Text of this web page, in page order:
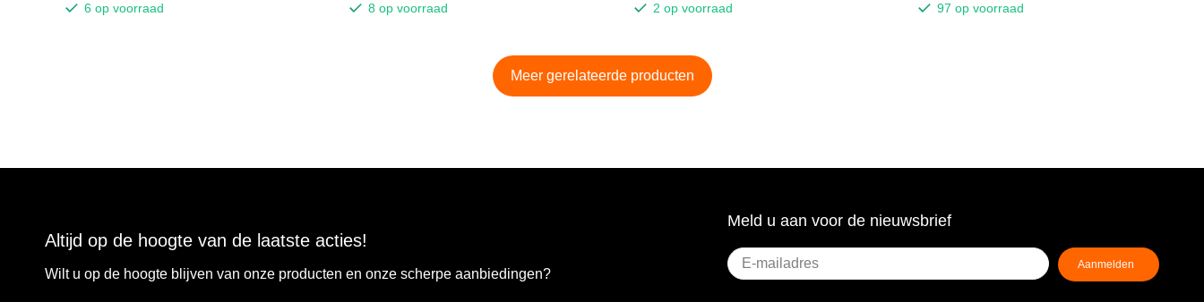
6 op voorraad 8 op voorraad 2 op voorraad 97 op voorraad
Meer gerelateerde producten
Altijd op de hoogte van de laatste acties!
Wilt u op de hoogte blijven van onze producten en onze scherpe aanbiedingen?
Meld u aan voor de nieuwsbrief
E-
mailadres